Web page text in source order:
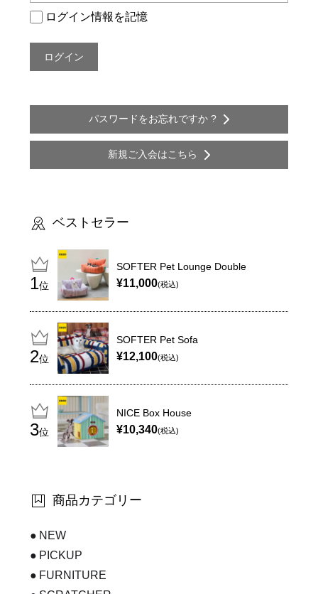
ログイン情報を記憶
パスワードをお忘れですか ?
新規ご入会はこちら
ベストセラー
位
SOFTER Pet Lounge Double
¥11,000(税込)
位
SOFTER Pet Sofa
¥12,100(税込)
位
NICE Box House
¥10,340(税込)
商品カテゴリー
NEW
PICKUP
FURNITURE